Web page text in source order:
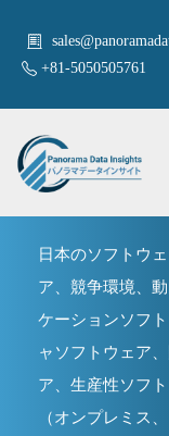
+81-5050505761
日本のソフトウ
ア、競争環境、
ケーションソフ
ャソフトウェア
ア、生産性ソフ
（オンプレミス